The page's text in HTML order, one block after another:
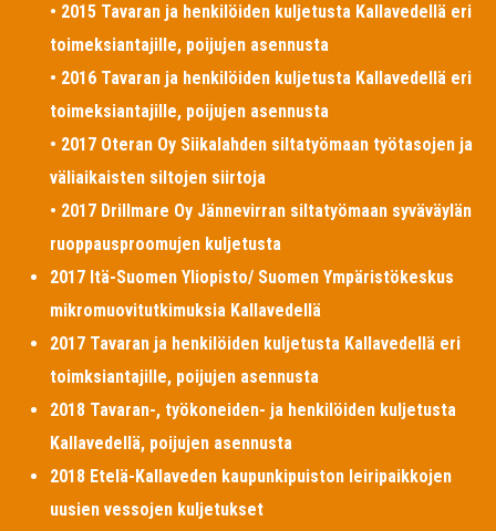
• 2015 Tavaran ja henkilöiden kuljetusta Kallavedellä eri
toimeksiantajille, poijujen asennusta
• 2016 Tavaran ja henkilöiden kuljetusta Kallavedellä eri
toimeksiantajille, poijujen asennusta
• 2017 Oteran Oy Siikalahden siltatyömaan työtasojen ja
väliaikaisten siltojen siirtoja
• 2017 Drillmare Oy Jännevirran siltatyömaan syväväylän
ruoppausproomujen kuljetusta
2017 Itä-Suomen Yliopisto/ Suomen Ympäristökeskus
mikromuovitutkimuksia Kallavedellä
2017 Tavaran ja henkilöiden kuljetusta Kallavedellä eri
toimksiantajille, poijujen asennusta
2018 Tavaran-, työkoneiden- ja henkilöiden kuljetusta
Kallavedellä, poijujen asennusta
2018 Etelä-Kallaveden kaupunkipuiston leiripaikkojen
uusien vessojen kuljetukset